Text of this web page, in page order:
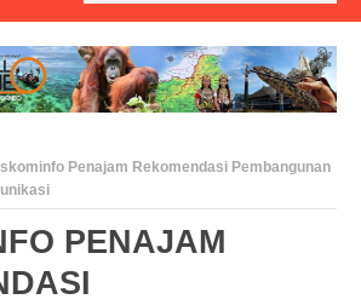
Penajam Rekomendasi Pembangunan
PENAJAM